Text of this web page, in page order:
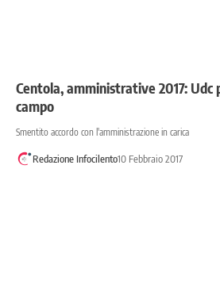
Centola, amministrative 2017: Udc
campo
Smentito accordo con l'amministrazione in carica
Redazione Infocilento10 Febbraio 2017